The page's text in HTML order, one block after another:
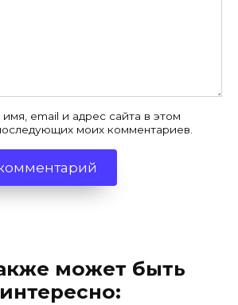
email и адрес сайта в этом
моих комментариев.
может быть
интересно: